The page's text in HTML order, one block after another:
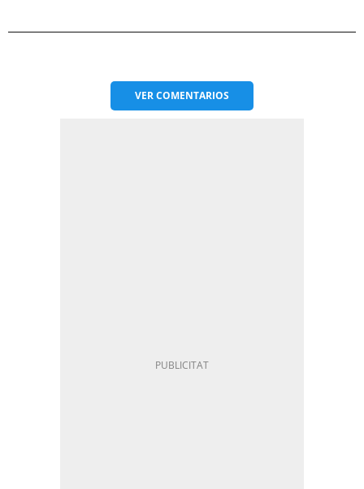
VERCOMENTARIOS